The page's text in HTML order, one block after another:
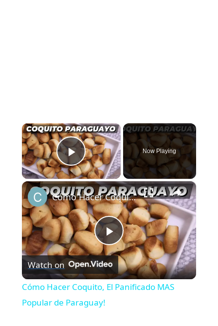
×
Play Video
Now Playing
×
Play
Video
Cómo Hacer Coquito, El Panificado MAS Popular de Paraguay!
Watch on
Cómo Hacer Coquito, El Panificado MAS
Popular de Paraguay!